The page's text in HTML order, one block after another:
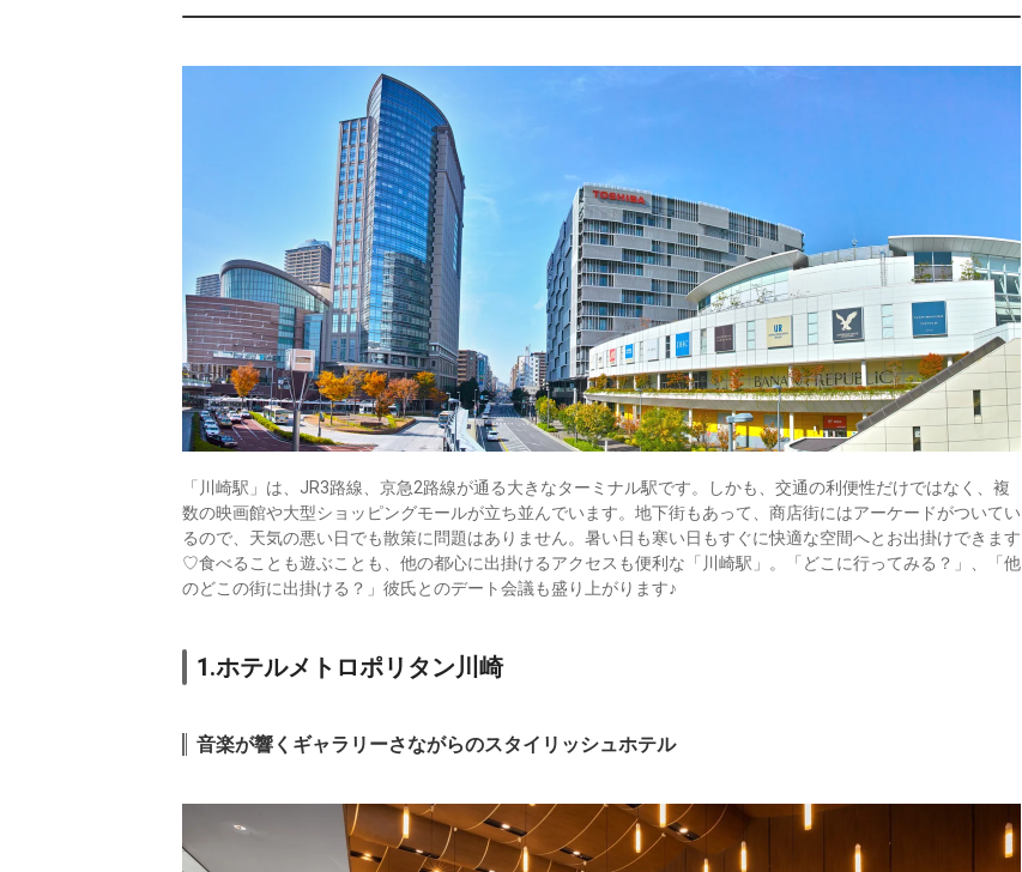
「川崎駅」は、JR3路線、京急2路線が通る大きなターミナル駅です。しかも、交通の利便性だけではなく、複
数の映画館や大型ショッピングモールが立ち並んでいます。地下街もあって、商店街にはアーケードがついてい
るので、天気の悪い日でも散策に問題はありません。暑い日も寒い日もすぐに快適な空間へとお出掛けできます
♡食べることも遊ぶことも、他の都心に出掛けるアクセスも便利な「川崎駅」。「どこに行ってみる？」、「他
のどこの街に出掛ける？」彼氏とのデート会議も盛り上がります♪
1.ホテルメトロポリタン川崎
音楽が響くギャラリーさながらのスタイリッシュホテル